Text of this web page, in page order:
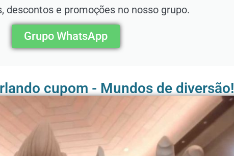
descontos e promoções no nosso grupo.
Grupo WhatsApp
cupom - Mundos de diversão!